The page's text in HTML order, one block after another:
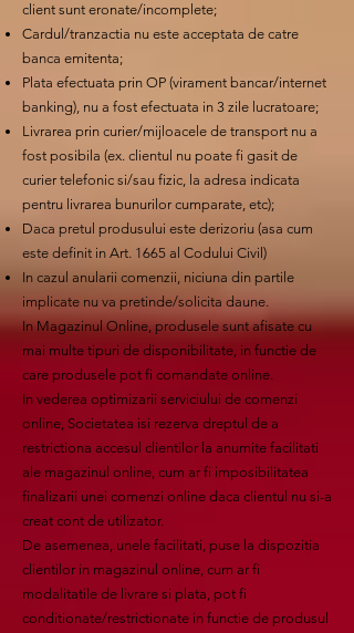
client sunt eronate/incomplete;
Cardul/tranzactia nu este acceptata de catre
banca emitenta;
Plata efectuata prin OP (virament bancar/internet
banking), nu a fost efectuata in 3 zile lucratoare;
Livrarea prin curier/mijloacele de transport nu a
fost posibila (ex. clientul nu poate fi gasit de
curier telefonic si/sau fizic, la adresa indicata
pentru livrarea bunurilor cumparate, etc);
Daca pretul produsului este derizoriu (asa cum
este definit in Art. 1665 al Codului Civil)
In cazul anularii comenzii, niciuna din partile
implicate nu va pretinde/solicita daune.
In Magazinul Online, produsele sunt afisate cu
mai multe tipuri de disponibilitate, in functie de
care produsele pot fi comandate online.
In vederea optimizarii serviciului de comenzi
online, Societatea isi rezerva dreptul de a
restrictiona accesul clientilor la anumite facilitati
ale magazinul online, cum ar fi imposibilitatea
finalizarii unei comenzi online daca clientul nu si-a
creat cont de utilizator.
De asemenea, unele facilitati, puse la dispozitia
clientilor in magazinul online, cum ar fi
modalitatile de livrare si plata, pot fi
conditionate/restrictionate in functie de produsul